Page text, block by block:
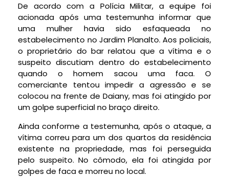
De acordo com a Polícia Militar, a equipe foi
acionada após uma testemunha informar que
uma mulher havia sido esfaqueada no
estabelecimento no Jardim Planalto. Aos policiais,
o proprietário do bar relatou que a vítima e o
suspeito discutiam dentro do estabelecimento
quando o homem sacou uma faca. O
comerciante tentou impedir a agressão e se
colocou na frente de Daiany, mas foi atingido por
um golpe superficial no braço direito.
Ainda conforme a testemunha, após o ataque, a
vítima correu para um dos quartos da residência
existente na propriedade, mas foi perseguida
pelo suspeito.No cômodo, ela foi atingida por
golpes de faca e morreu no local.